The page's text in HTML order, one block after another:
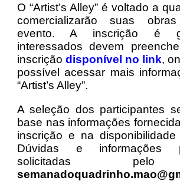
O “Artist’s Alley” é voltado a
comercializarão suas
evento. A inscrição é
interessados devem
inscrição disponível no link,
possível acessar mais
“Artist’s Alley”.
A seleção dos participantes
base nas informações
inscrição e na
Dúvidas e informações
solicitadas